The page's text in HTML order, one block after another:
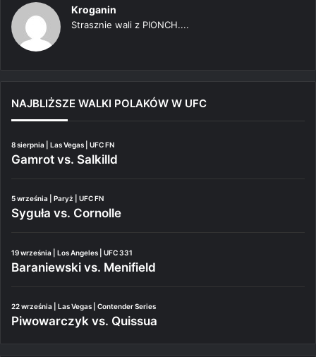
Kroganin
Strasznie wali z PIONCH....
NAJBLIŻSZE WALKI POLAKÓW W UFC
8 sierpnia | Las Vegas | UFC FN
Gamrot vs. Salkilld
5 września | Paryż | UFC FN
Syguła vs. Cornolle
19 września | Los Angeles | UFC 331
Baraniewski vs. Menifield
22 września | Las Vegas | Contender Series
Piwowarczyk vs. Quissua